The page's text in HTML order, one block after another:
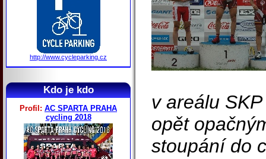
http://www.cycleparking.cz
Kdo je kdo
Profil: AC SPARTA PRAHA
cycling 2018
v areálu
opět
stoupání do